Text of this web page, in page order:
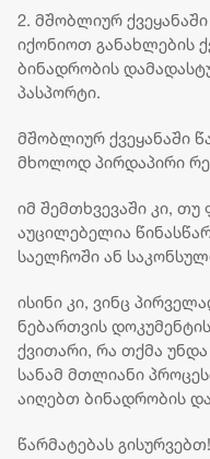
2. მშობლიურ
იქონიოთ განახლების
ბინადრობის
პასპორტი.
მშობლიურ ქვეყანაში
მხოლოდ პირდაპირი
იმ შემთხვევაში კი, თუ
აუცილებელია
საელჩოში ან
ისინი კი, ვინც
ნებართვის
ქვითარი, რა თქმა
სანამ მთლიანი
აიღებთ ბინადრობის
წარმატებას გისურვებთ!